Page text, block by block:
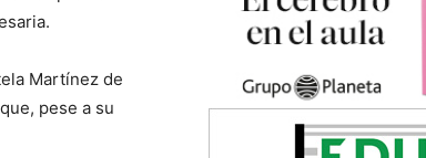
Martínez de
pese a su